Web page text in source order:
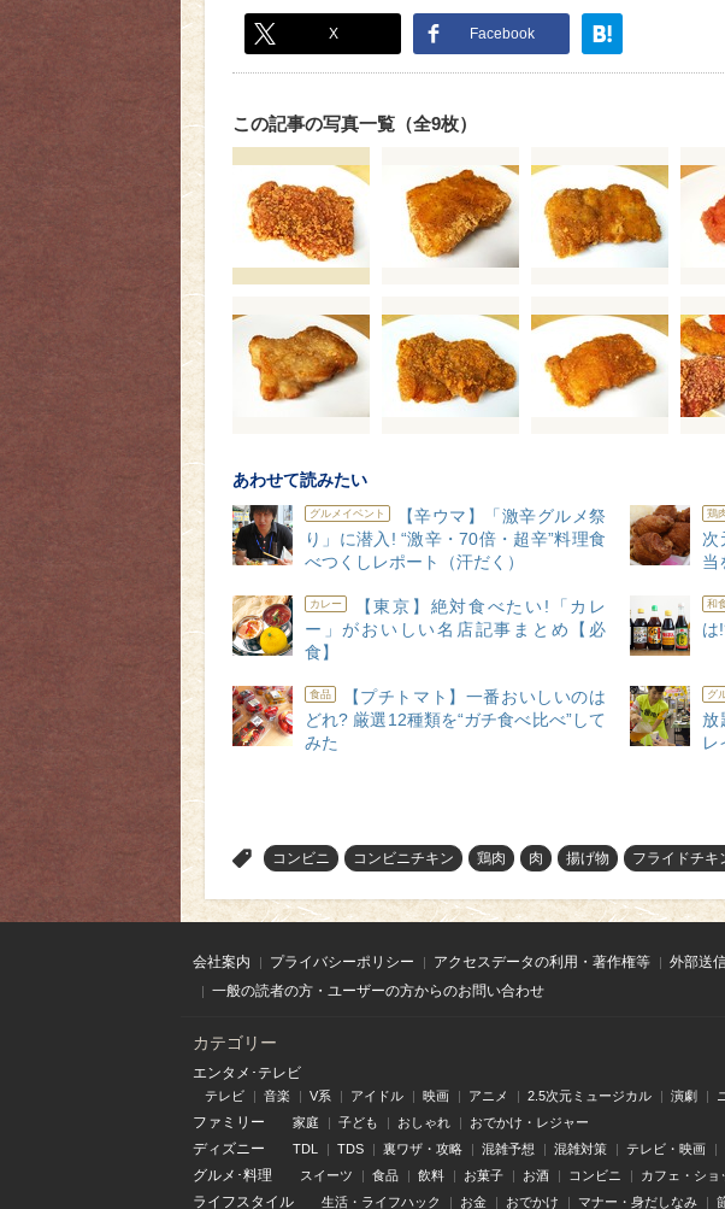
X Facebook
この記事の写真一覧（全9枚）
あわせて読みたい
グルメイベント
【辛ウマ】「激辛グルメ祭
り」に潜入! “激辛・70倍・超辛”料理食
べつくしレポート（汗だく）
鶏
次
当
カレー
【東京】絶対食べたい!「カレ
ー」がおいしい名店記事まとめ【必
食】
和
は
食品
【プチトマト】一番おいしいのは
どれ? 厳選12種類を“ガチ食べ比べ”して
みた
グ
放
レ
コンビニ コンビニチキン 鶏肉 肉 揚げ物 フライドチキ
会社案内 プライバシーポリシー アクセスデータの利用・著作権等 外部送
一般の読者の方・ユーザーの方からのお問い合わせ
カテゴリー
エンタメ･テレビ
テレビ 音楽 V系 アイドル 映画 アニメ 2.5次元ミュージカル 演劇
ファミリー 家庭 子ども おしゃれ おでかけ・レジャー
ディズニー TDL TDS 裏ワザ・攻略 混雑予想 混雑対策 テレビ・映画
グルメ･料理 スイーツ 食品 飲料 お菓子 お酒 コンビニ カフェ・ショ
ライフスタイル 生活・ライフハック お金 おでかけ マナー・身だしなみ